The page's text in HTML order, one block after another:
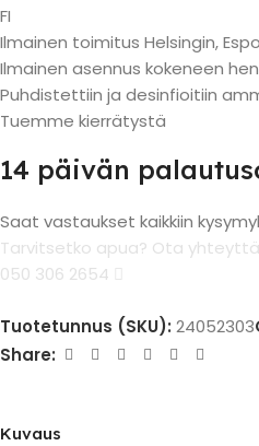
FI
Ilmainen toimitus Helsingin,
Ilmainen asennus kokeneen
Puhdistettiin ja desinfioitiin
Tuemme kierrätystä
14 päivän
Saat vastaukset kaikkiin
Tarvitsetko apua? Ota
050 306 2654
Tuotetunnus (SKU): 24052303
Share:
Kuvaus